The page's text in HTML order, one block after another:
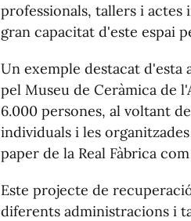
professionals, tallers i actes
gran capacitat d'este espai
Un exemple destacat
pel Museu de Ceràmica de
6.000 persones, al voltant
individuals i les
paper de la Real Fàbrica
Este projecte de
diferents administracions i